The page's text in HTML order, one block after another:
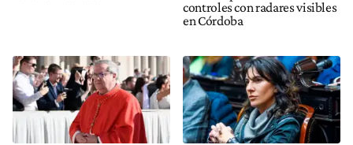
controles con radares visibles
en Córdoba